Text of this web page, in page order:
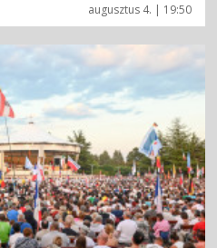
augusztus 4. | 19:50